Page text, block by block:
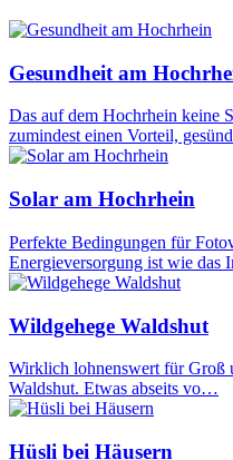
Gesundheit am
Das auf dem Hochrhein keine
zumindest einen Vorteil,
Solar am Hochrhein
Perfekte Bedingungen für
Energieversorgung ist wie das
Wildgehege Waldshut
Wirklich lohnenswert für Groß
Waldshut. Etwas abseits vo…
Hüsli bei Häusern